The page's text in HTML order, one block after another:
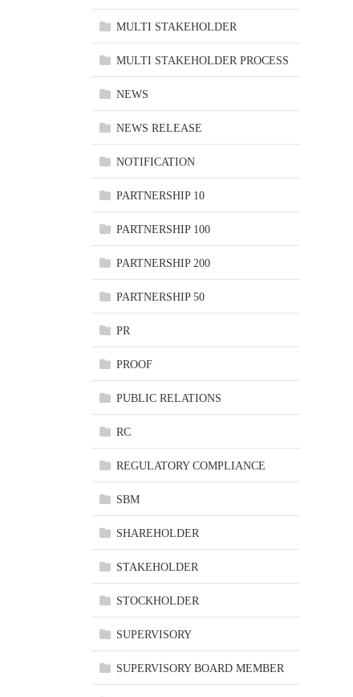
MULTI STAKEHOLDER
MULTI STAKEHOLDER PROCESS
NEWS
NEWS RELEASE
NOTIFICATION
PARTNERSHIP 10
PARTNERSHIP 100
PARTNERSHIP 200
PARTNERSHIP 50
PR
PROOF
PUBLIC RELATIONS
RC
REGULATORY COMPLIANCE
SBM
SHAREHOLDER
STAKEHOLDER
STOCKHOLDER
SUPERVISORY
SUPERVISORY BOARD MEMBER